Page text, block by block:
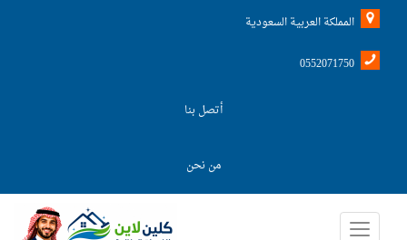
المملكة العربية السعودية
0552071750
أتصل بنا
من نحن